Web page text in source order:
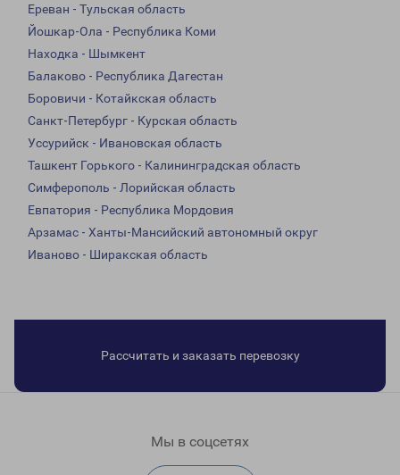
Ереван - Тульская область
Йошкар-Ола - Республика Коми
Находка - Шымкент
Балаково - Республика Дагестан
Боровичи - Котайкская область
Санкт-Петербург - Курская область
Уссурийск - Ивановская область
Ташкент Горького - Калининградская область
Симферополь - Лорийская область
Евпатория - Республика Мордовия
Арзамас - Ханты-Мансийский автономный округ
Иваново - Ширакская область
Рассчитать и заказать перевозку
Мы в соцсетях